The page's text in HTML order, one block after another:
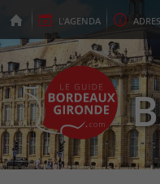
L'AGENDA